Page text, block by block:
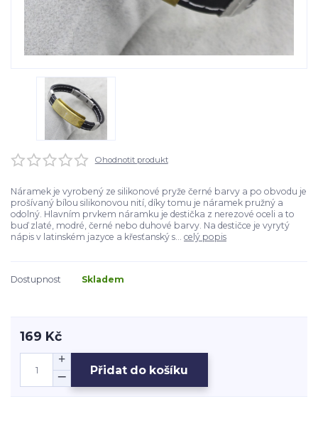
Ohodnotit produkt
Náramek je vyrobený ze silikonové pryže černé barvy a po obvodu je
prošívaný bílou silikonovou nití, díky tomu je náramek pružný a
odolný. Hlavním prvkem náramku je destička z nerezové oceli a to
buď zlaté, modré, černé nebo duhové barvy. Na destičce je vyrytý
nápis v latinském jazyce a křesťanský s... celý popis
Dostupnost Skladem
169 Kč
Přidat do košíku